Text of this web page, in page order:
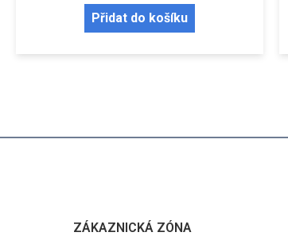
Přidat do košíku
ZÁKAZNICKÁ ZÓNA